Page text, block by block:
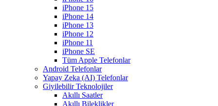
iPhone 15
iPhone 14
iPhone 13
iPhone 12
iPhone 11
iPhone SE
Tüm Apple Telefonlar
Android Telefonlar
Yapay Zeka (AI) Telefonlar
Giyilebilir Teknolojiler
Akıllı Saatler
Akıllı Bileklikler